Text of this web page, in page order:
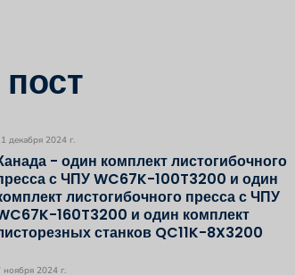
декабря 2024 г.
- один комплект листогибочного
с ЧПУ WC67K-100T3200 и один
листогибочного пресса с ЧПУ
160T3200 и один комплект
станков QC11K-8X3200
ноября 2024 г.